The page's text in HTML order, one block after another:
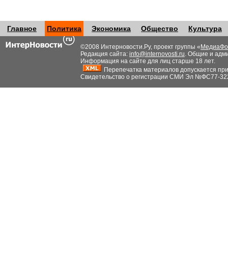
Главное Политика Экономика Общество Культура
©2008 Интерновости.Ру, проект группы «
Редакция сайта: info@internovosti.ru. Общие и
Информация на сайте для лиц старше 18 лет.
Перепечатка материалов допускается
Свидетельство о регистрации СМИ Эл №ФС77-